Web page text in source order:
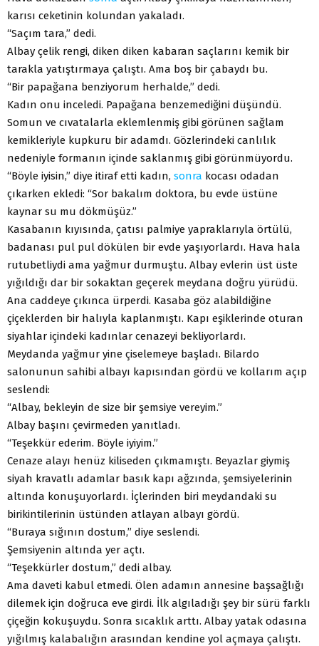
karısı ceketinin kolundan yakaladı.
“Saçım tara,” dedi.
Albay çelik rengi, diken diken kabaran saçlarını kemik bir
tarakla yatıştırmaya çalıştı. Ama boş bir çabaydı bu.
“Bir papağana benziyorum herhalde,” dedi.
Kadın onu inceledi. Papağana benzemediğini düşündü.
Somun ve cıvatalarla eklemlenmiş gibi görünen sağlam
kemikleriyle kupkuru bir adamdı. Gözlerindeki canlılık
nedeniyle formanın içinde saklanmış gibi görünmüyordu.
“Böyle iyisin,” diye itiraf etti kadın, sonra kocası odadan
çıkarken ekledi: “Sor bakalım doktora, bu evde üstüne
kaynar su mu dökmüşüz.”
Kasabanın kıyısında, çatısı palmiye yapraklarıyla örtülü,
badanası pul pul dökülen bir evde yaşıyorlardı. Hava hala
rutubetliydi ama yağmur durmuştu. Albay evlerin üst üste
yığıldığı dar bir sokaktan geçerek meydana doğru yürüdü.
Ana caddeye çıkınca ürperdi. Kasaba göz alabildiğine
çiçeklerden bir halıyla kaplanmıştı. Kapı eşiklerinde oturan
siyahlar içindeki kadınlar cenazeyi bekliyorlardı.
Meydanda yağmur yine çiselemeye başladı. Bilardo
salonunun sahibi albayı kapısından gördü ve kollarım açıp
seslendi:
“Albay, bekleyin de size bir şemsiye vereyim.”
Albay başını çevirmeden yanıtladı.
“Teşekkür ederim. Böyle iyiyim.”
Cenaze alayı henüz kiliseden çıkmamıştı. Beyazlar giymiş
siyah kravatlı adamlar basık kapı ağzında, şemsiyelerinin
altında konuşuyorlardı. İçlerinden biri meydandaki su
birikintilerinin üstünden atlayan albayı gördü.
“Buraya sığının dostum,” diye seslendi.
Şemsiyenin altında yer açtı.
“Teşekkürler dostum,” dedi albay.
Ama daveti kabul etmedi. Ölen adamın annesine başsağlığı
dilemek için doğruca eve girdi. İlk algıladığı şey bir sürü farklı
çiçeğin kokuşuydu. Sonra sıcaklık arttı. Albay yatak odasına
yığılmış kalabalığın arasından kendine yol açmaya çalıştı.